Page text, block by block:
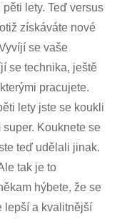
lety. Teď versus
získáváte nové
se vaše
se technika, ještě
pracujete.
lety jste se koukli
Kouknete se
teď udělali jinak.
tak je to
hýbete, že se
lepší a kvalitnější